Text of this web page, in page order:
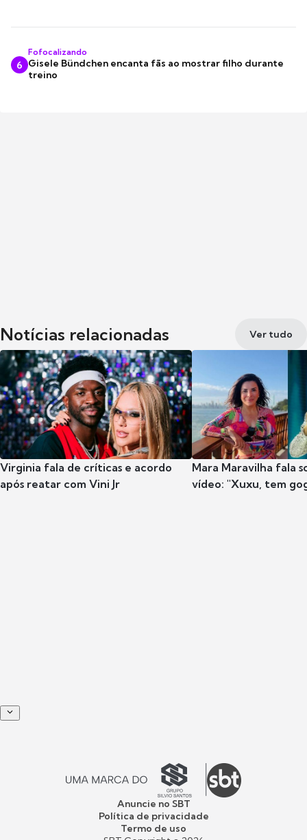
6
Fofocalizando
Gisele Bündchen encanta fãs ao mostrar filho durante
treino
Notícias relacionadas Ver tudo
Virginia fala de críticas e acordo
após reatar com Vini Jr
Mara Maravilha fala
vídeo: "Xuxu, tem
Anuncie no SBT
Política de privacidade
Termo de uso